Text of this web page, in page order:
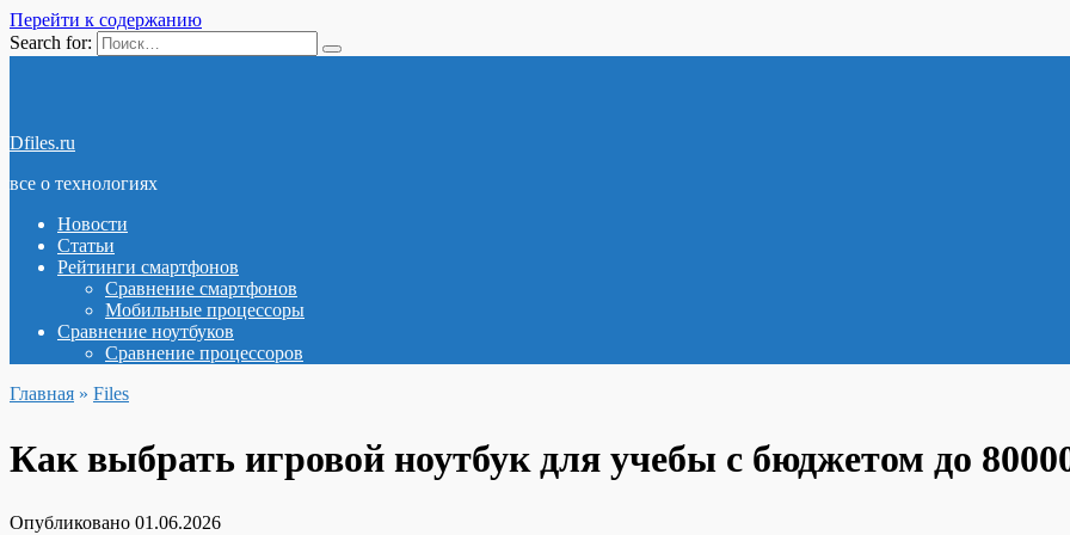
Перейти к содержанию
Search for:
Dfiles.ru
все о технологиях
Новости
Статьи
Рейтинги смартфонов
Сравнение смартфонов
Мобильные процессоры
Сравнение ноутбуков
Сравнение процессоров
Главная » Files
Как выбрать игровой ноутбук для учебы с бюджетом до
Опубликовано 01.06.2026